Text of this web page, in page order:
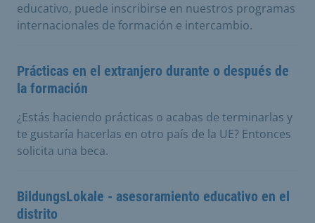
educativo, puede inscribirse en nuestros programas
internacionales de formación e intercambio.
Prácticas en el extranjero durante o después de
la formación
¿Estás haciendo prácticas o acabas de terminarlas y
te gustaría hacerlas en otro país de la UE? Entonces
solicita una beca.
BildungsLokale - asesoramiento educativo en el
distrito